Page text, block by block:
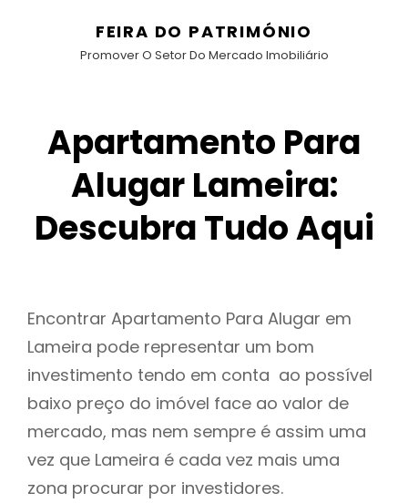
FEIRA DO PATRIMÓNIO
Promover O Setor Do Mercado Imobiliário
Apartamento Para
Alugar Lameira:
Descubra Tudo Aqui
Encontrar Apartamento Para Alugar em
Lameira pode representar um bom
investimento tendo em conta ao possível
baixo preço do imóvel face ao valor de
mercado, mas nem sempre é assim uma
vez que Lameira é cada vez mais uma
zona procurar por investidores.